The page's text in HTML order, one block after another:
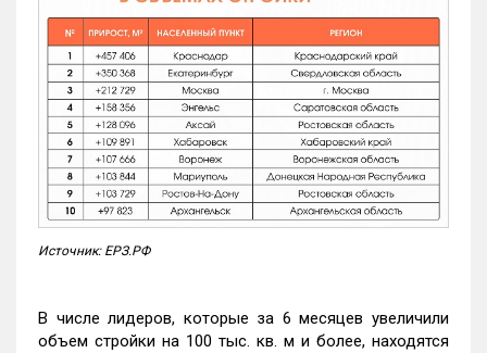
Источник: ЕРЗ.РФ
В числе лидеров, которые за 6 месяцев увеличили
объем стройки на 100 тыс. кв. м и более, находятся